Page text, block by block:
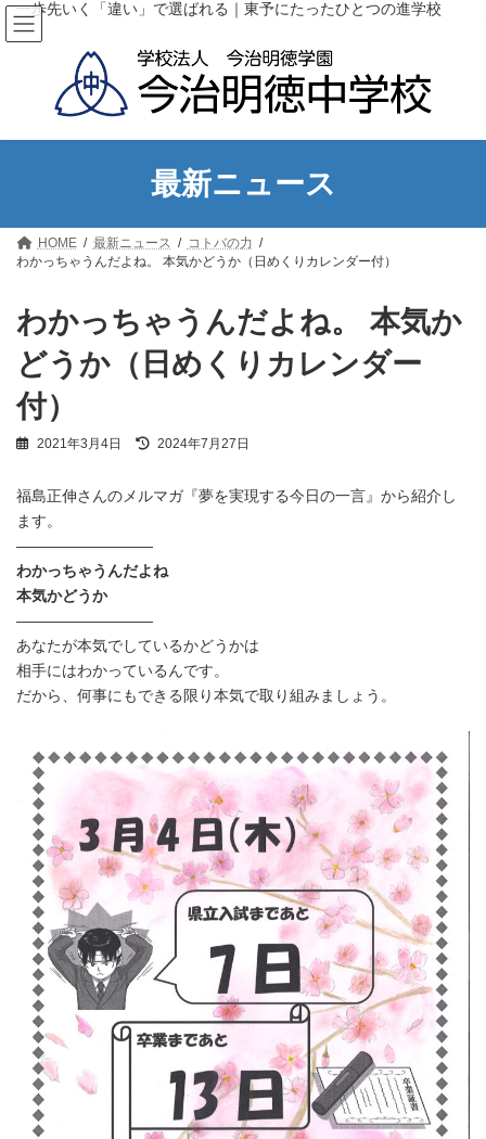
コ
ン
テ
キ
ナ
ビ
ゲ
に
一歩先いく「違い」で選ばれる｜東予にたったひとつの進学校
最新ニュース
HOME 最新ニュース
コトバの力
わかっちゃうんだよね。 本気かどうか（日めくりカレンダー付）
わかっちゃうんだよね。 本気か
どうか（日めくりカレンダー
付）
2021年3月4日
最
新
2024年7月27日
福島正伸さんのメルマガ『夢を実現する今日の一言』から紹介し
ます。
—————————
わかっちゃうんだよね
本気かどうか
—————————
あなたが本気でしているかどうかは
相手にはわかっているんです。
だから、何事にもできる限り本気で取り組みましょう。